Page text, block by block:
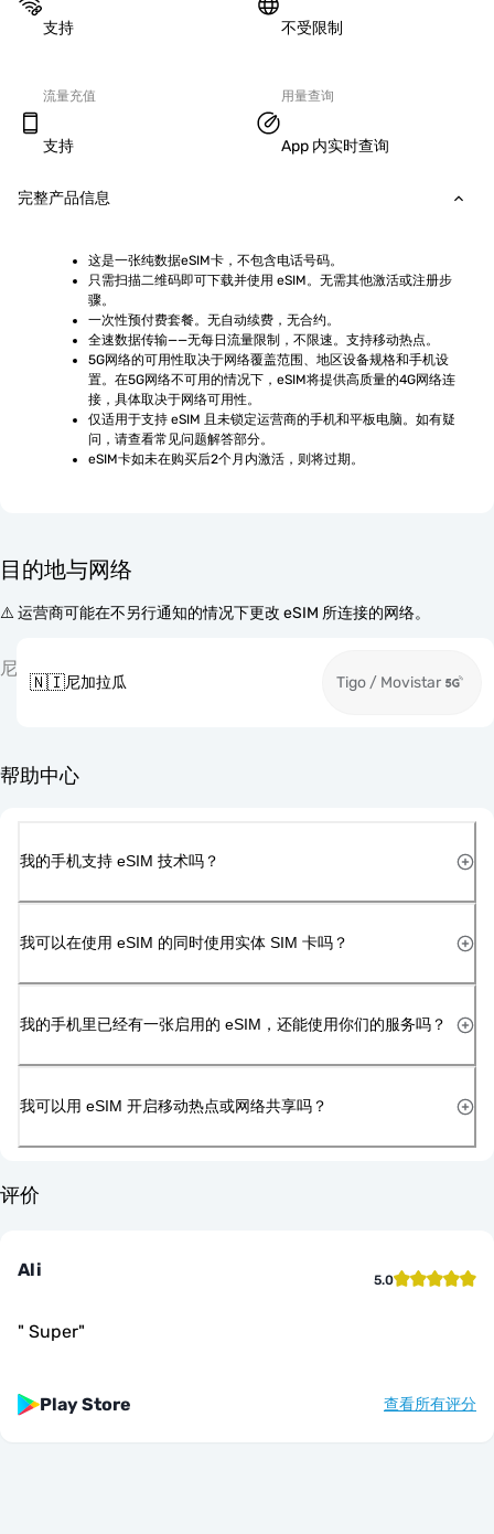
支持 不受限制
流量充值
支持
用量查询
App 内实时查询
完整产品信息
这是一张纯数据eSIM卡，不包含电话号码。
只需扫描二维码即可下载并使用 eSIM。无需其他激活或注册步
骤。
一次性预付费套餐。无自动续费，无合约。
全速数据传输——无每日流量限制，不限速。支持移动热点。
5G网络的可用性取决于网络覆盖范围、地区设备规格和手机设
置。在5G网络不可用的情况下，eSIM将提供高质量的4G网络连
接，具体取决于网络可用性。
仅适用于支持 eSIM 且未锁定运营商的手机和平板电脑。如有疑
问，请查看常见问题解答部分。
eSIM卡如未在购买后2个月内激活，则将过期。
目的地与网络
⚠️ 运营商可能在不另行通知的情况下更改 eSIM 所连接的网络。
尼
🇳🇮尼加拉瓜 Tigo / Movistar
帮助中心
我的手机支持 eSIM 技术吗？
我可以在使用 eSIM 的同时使用实体 SIM 卡吗？
我的手机里已经有一张启用的 eSIM，还能使用你们的服务吗？
我可以用 eSIM 开启移动热点或网络共享吗？
评价
Ali 5.0
" Super"
Play Store 查看所有评分